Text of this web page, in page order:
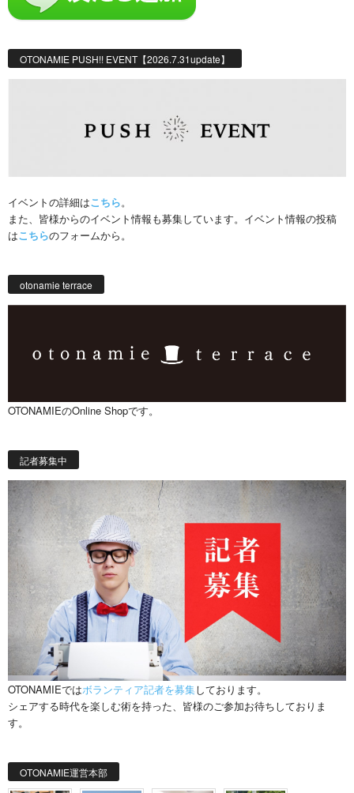
OTONAMIE PUSH!! EVENT【2026.7.31update】
イベントの詳細はこちら。
また、皆様からのイベント情報も募集しています。イベント情報の投稿
はこちらのフォームから。
otonamie terrace
OTONAMIEのOnline Shopです。
記者募集中
OTONAMIEではボランティア記者を募集しております。
シェアする時代を楽しむ術を持った、皆様のご参加お待ちしておりま
す。
OTONAMIE運営本部